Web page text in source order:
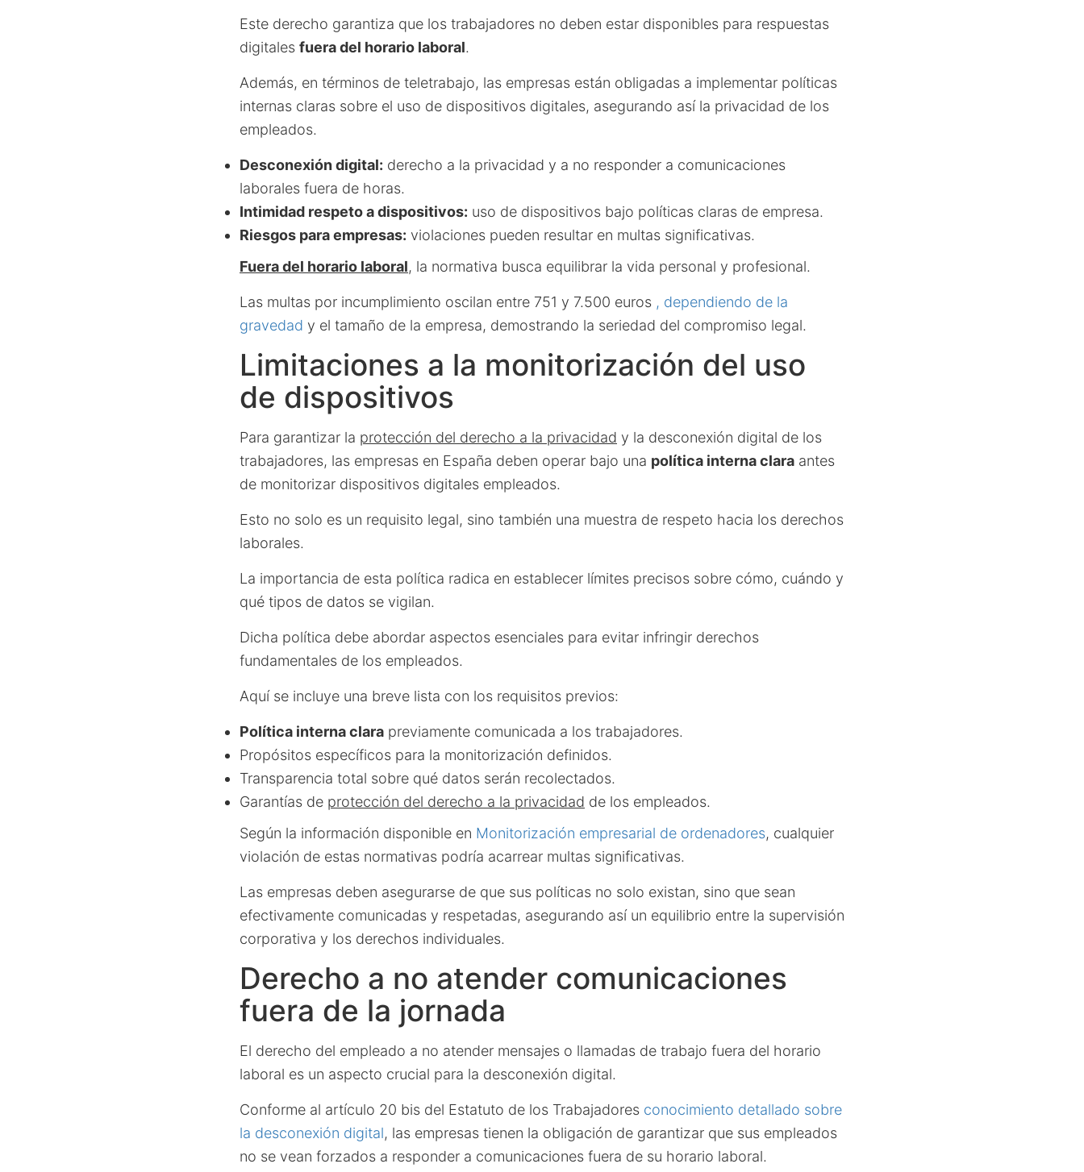
Este derecho garantiza que los trabajadores no deben estar disponibles para respuestas
digitales fuera del horario laboral.
Además, en términos de teletrabajo, las empresas están obligadas a implementar políticas
internas claras sobre el uso de dispositivos digitales, asegurando así la privacidad de los
empleados.
Desconexión digital: derecho a la privacidad y a no responder a comunicaciones
laborales fuera de horas.
Intimidad respeto a dispositivos: uso de dispositivos bajo políticas claras de empresa.
Riesgos para empresas: violaciones pueden resultar en multas significativas.
Fuera del horario laboral, la normativa busca equilibrar la vida personal y profesional.
Las multas por incumplimiento oscilan entre 751 y 7.500 euros , dependiendo de la
gravedad y el tamaño de la empresa, demostrando la seriedad del compromiso legal.
Limitaciones a la monitorización del uso
de dispositivos
Para garantizar la protección del derecho a la privacidad y la desconexión digital de los
trabajadores, las empresas en España deben operar bajo una política interna clara antes
de monitorizar dispositivos digitales empleados.
Esto no solo es un requisito legal, sino también una muestra de respeto hacia los derechos
laborales.
La importancia de esta política radica en establecer límites precisos sobre cómo, cuándo y
qué tipos de datos se vigilan.
Dicha política debe abordar aspectos esenciales para evitar infringir derechos
fundamentales de los empleados.
Aquí se incluye una breve lista con los requisitos previos:
Política interna clara previamente comunicada a los trabajadores.
Propósitos específicos para la monitorización definidos.
Transparencia total sobre qué datos serán recolectados.
Garantías de protección del derecho a la privacidad de los empleados.
Según la información disponible en Monitorización empresarial de ordenadores, cualquier
violación de estas normativas podría acarrear multas significativas.
Las empresas deben asegurarse de que sus políticas no solo existan, sino que sean
efectivamente comunicadas y respetadas, asegurando así un equilibrio entre la supervisión
corporativa y los derechos individuales.
Derecho a no atender comunicaciones
fuera de la jornada
El derecho del empleado a no atender mensajes o llamadas de trabajo fuera del horario
laboral es un aspecto crucial para la desconexión digital.
Conforme al artículo 20 bis del Estatuto de los Trabajadores conocimiento detallado sobre
la desconexión digital, las empresas tienen la obligación de garantizar que sus empleados
no se vean forzados a responder a comunicaciones fuera de su horario laboral.